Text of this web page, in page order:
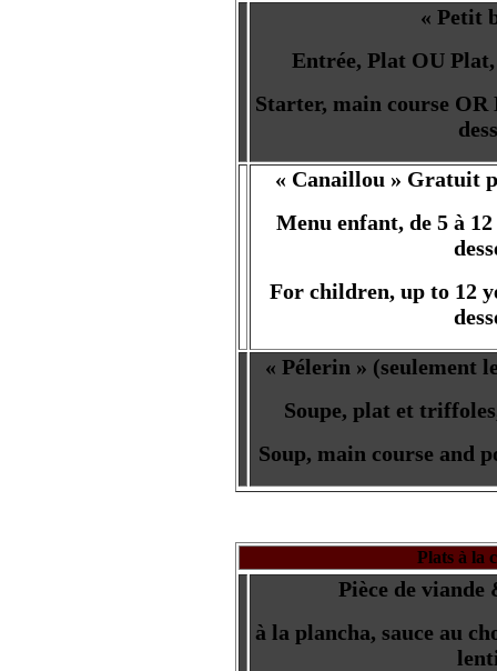
« Petit
Entrée, Plat OU
Starter, main course OR
« Canaillou » Gratuit
Menu enfant, de 5 à
For children, up to 12
« Pélerin » (seulement
Soupe, plat et
Soup, main course and
Plats à la
Pièce de viande
à la plancha, sauce au